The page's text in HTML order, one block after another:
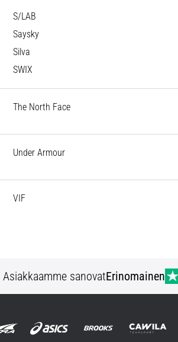
S/LAB
Saysky
Silva
SWIX
The North Face
Under Armour
VIF
Asiakkaamme sanovatErinomainen